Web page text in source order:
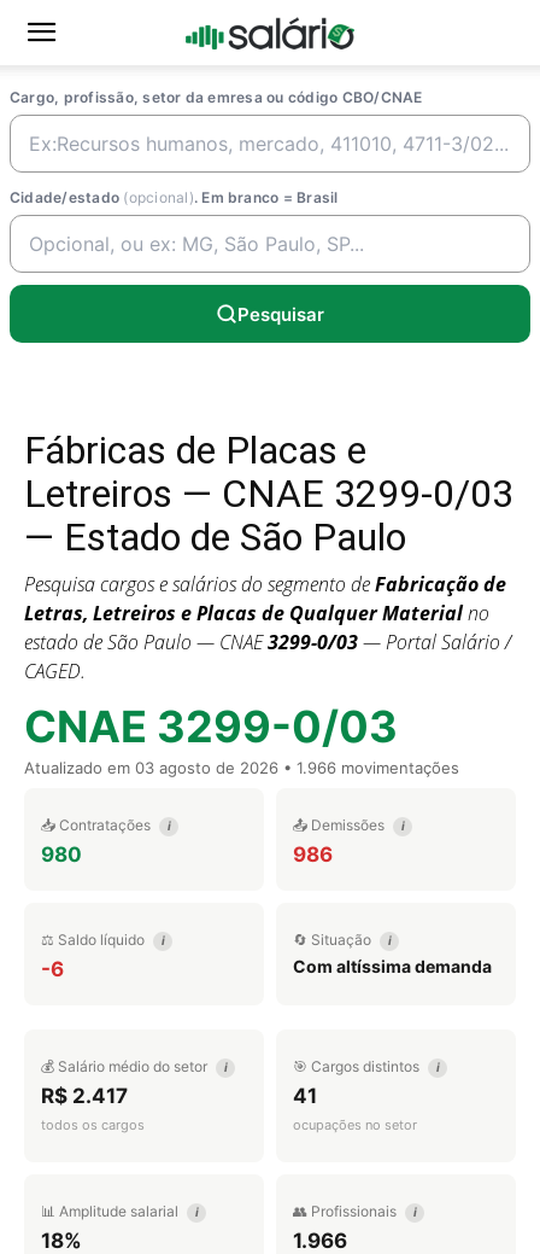
Cargo, profissão, setor da emresa ou código CBO/CNAE
Cidade/estado (opcional). Em branco = Brasil
Pesquisar
Fábricas de Placas e
Letreiros — CNAE 3299-0/03
— Estado de São Paulo
Pesquisa cargos e salários do segmento deFabricação de
Letras, Letreiros e Placas de Qualquer Materialno
estado de São Paulo — CNAE3299-0/03— Portal Salário /
CAGED.
CNAE 3299-0/03
Atualizado em 03 agosto de 2026 • 1.966 movimentações
📥 Contratações i
980
📤 Demissões i
986
⚖️ Saldo líquido i
-6
🔄 Situação i
Com altíssima demanda
💰 Salário médio do setor i
R$ 2.417
todos os cargos
🎯 Cargos distintos i
41
ocupações no setor
📊 Amplitude salarial i
18%
👥 Profissionais i
1.966